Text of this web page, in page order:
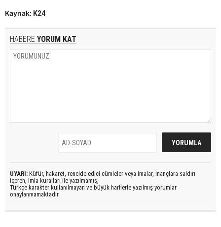
Kaynak: K24
HABERE YORUM KAT
UYARI: Küfür, hakaret, rencide edici cümleler veya imalar, inançlara saldırı
içeren, imla kuralları ile yazılmamış,
Türkçe karakter kullanılmayan ve büyük harflerle yazılmış yorumlar
onaylanmamaktadır.